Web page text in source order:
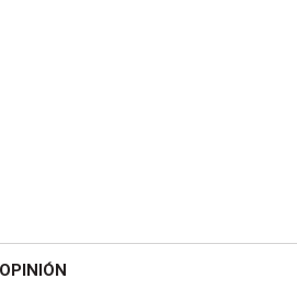
OPINIÓN